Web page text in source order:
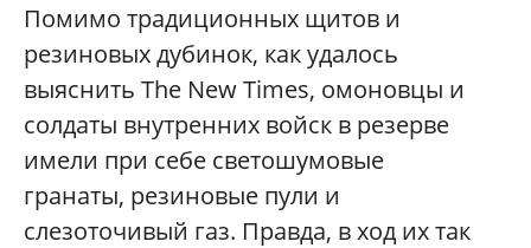
Помимо традиционных щитов и
резиновых дубинок, как удалось
выяснить The New Times, омоновцы и
солдаты внутренних войск в резерве
имели при себе светошумовые
гранаты, резиновые пули и
слезоточивый газ. Правда, в ход их так